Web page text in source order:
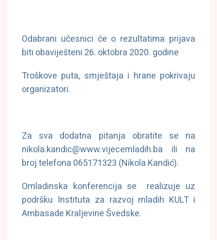
Odabrani učesnici će o rezultatima prijava
biti obaviješteni 26. oktobra 2020. godine
Troškove puta, smještaja i hrane pokrivaju
organizatori.
Za sva dodatna pitanja obratite se na
nikola.kandic@www.vijecemladih.ba ili na
broj telefona 065171323 (Nikola Kandić).
Omladinska konferencija se realizuje uz
podršku Instituta za razvoj mladih KULT i
Ambasade Kraljevine Švedske.